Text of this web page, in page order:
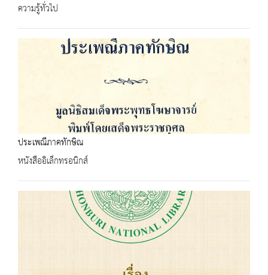
ความรู้ทั่วไป
ประเพณีภาคทักษิณ
หนังสืออิเล็กทรอนิกส์